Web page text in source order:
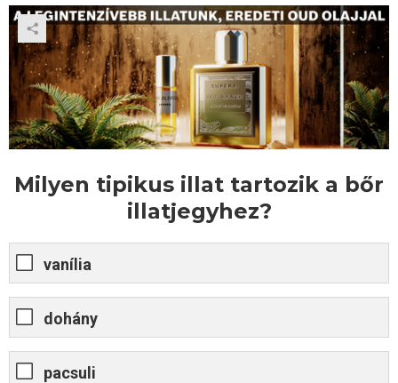
Milyen tipikus illat tartozik a bőr
illatjegyhez?
vanília
dohány
pacsuli